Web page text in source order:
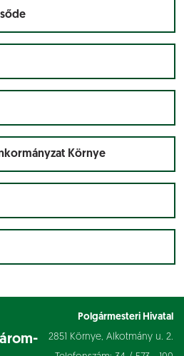
Környe
Polgármesteri Hivatal
2851 Környe, Alkotmány u. 2.